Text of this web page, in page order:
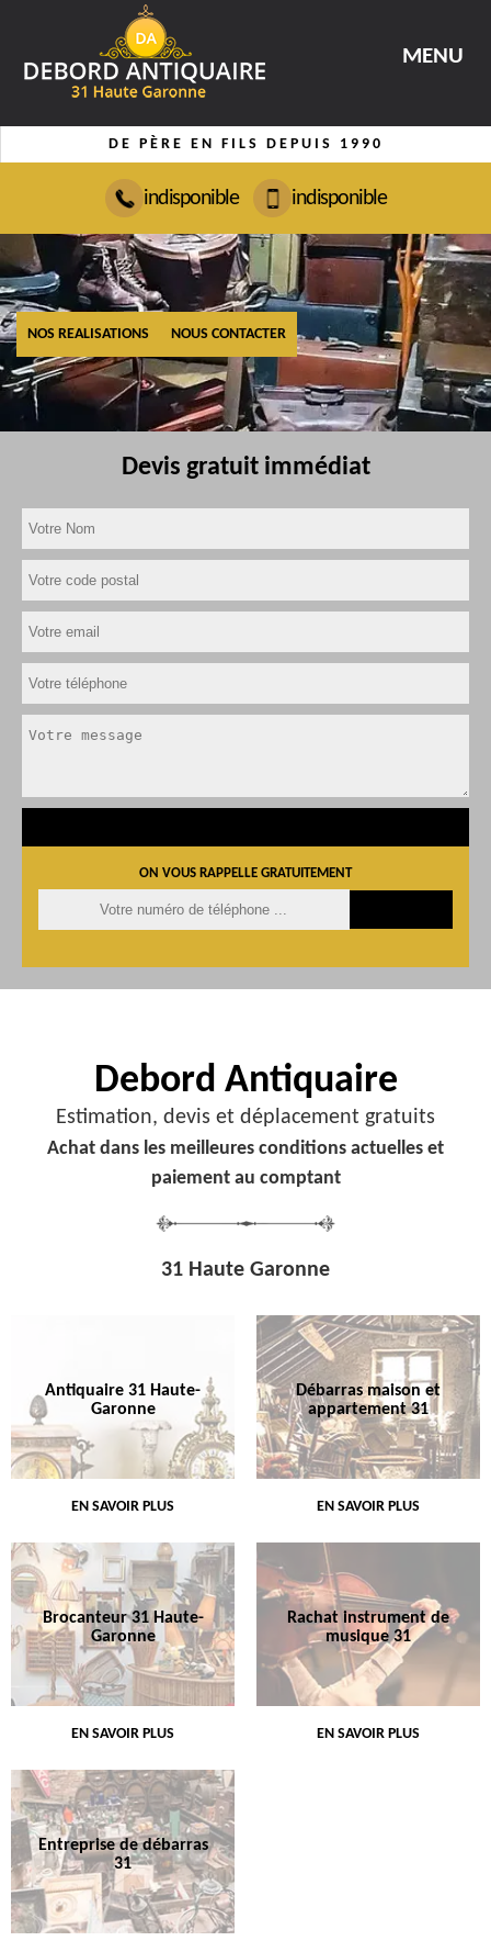
MENU
DE PÈRE EN FILS DEPUIS 1990
indisponible indisponible
NOS REALISATIONS NOUS CONTACTER
Devis gratuit immédiat
ON VOUS RAPPELLE GRATUITEMENT
Debord Antiquaire
Estimation, devis et déplacement gratuits
Achat dans les meilleures conditions actuelles et
paiement au comptant
31 Haute Garonne
Antiquaire 31 Haute-
Garonne
EN SAVOIR PLUS
Débarras maison et
appartement 31
EN SAVOIR PLUS
Brocanteur 31 Haute-
Garonne
EN SAVOIR PLUS
Rachat instrument de
musique 31
EN SAVOIR PLUS
Entreprise de débarras
31